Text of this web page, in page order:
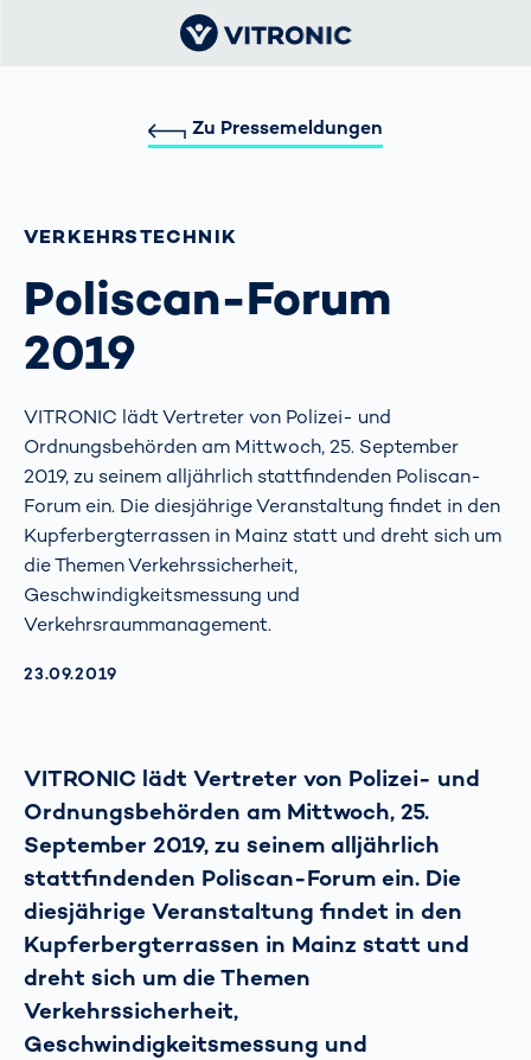
Zu Pressemeldungen
VERKEHRS­TECHNIK
Poliscan-Forum
2019
VITRONIC lädt Vertreter von Polizei- und
Ordnungsbehörden am Mittwoch, 25. September
2019, zu seinem alljährlich stattfindenden Poliscan-
Forum ein. Die diesjährige Veranstaltung findet in den
Kupferbergterrassen in Mainz statt und dreht sich um
die Themen Verkehrssicherheit,
Geschwindigkeitsmessung und
Verkehrsraummanagement.
AKTUALISIERT AM:
23.09.2019
VITRONIC lädt Vertreter von Polizei- und
Ordnungsbehörden am Mittwoch, 25.
September 2019, zu seinem alljährlich
stattfindenden Poliscan-Forum ein. Die
diesjährige Veranstaltung findet in den
Kupferbergterrassen in Mainz statt und
dreht sich um die Themen
Verkehrssicherheit,
Geschwindigkeitsmessung und